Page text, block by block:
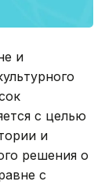
и
с целью
и
решения о
с